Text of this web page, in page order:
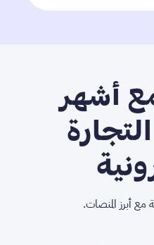
أشهر
المنصات.